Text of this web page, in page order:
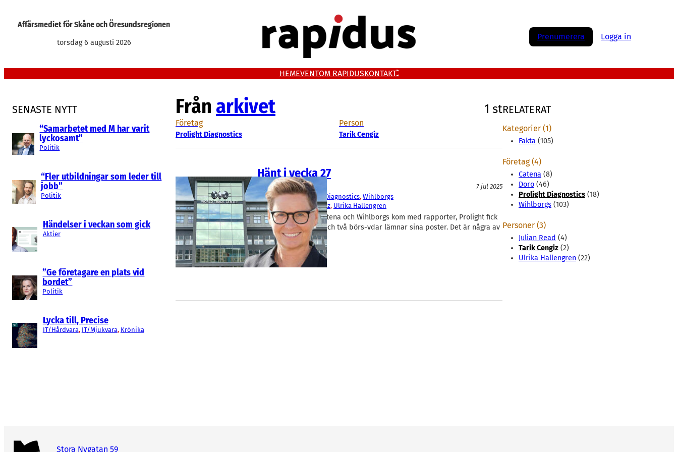
Affärsmediet för Skåne och Öresundsregionen
torsdag 6 augusti 2026
Prenumerera Logga in
HEMEVENTOM RAPIDUSKONTAKT
SENASTE NYTT
“Samarbetet med M har varit
lyckosamt”
Politik
“Fler utbildningar som leder till
jobb”
Politik
Händelser i veckan som gick
Aktier
”Ge företagare en plats vid
bordet”
Politik
Lycka till, Precise
IT/Hårdvara, IT/Mjukvara, Krönika
Från arkivet 1 st
Företag
Prolight Diagnostics
Person
Tarik Cengiz
Hänt i vecka 27
Fakta
7 jul 2025
Catena, Doro, Prolight Diagnostics, Wihlborgs
Julian Read
Tarik Cengiz, Ulrika Hallengren
Fastighetsbolagen Catena och Wihlborgs kom med rapporter, Prolight fick
in sina 100 miljoner och två börs-vdar lämnar sina poster. Det är några av
den gångna…
RELATERAT
Kategorier (1)
Fakta (105)
Företag (4)
Catena (8)
Doro (46)
Prolight Diagnostics (18)
Wihlborgs (103)
Personer (3)
Julian Read (4)
Tarik Cengiz (2)
Ulrika Hallengren (22)
Stora Nygatan 59